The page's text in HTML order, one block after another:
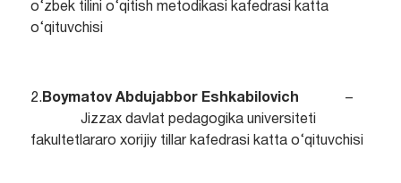
o‘zbek tilini o‘qitish metodikasi kafedrasi katta
o‘qituvchisi
2.Boymatov Abdujabbor Eshkabilovich
–
Jizzax davlat pedagogika universiteti
fakultetlararo xorijiy tillar kafedrasi katta o‘qituvchisi